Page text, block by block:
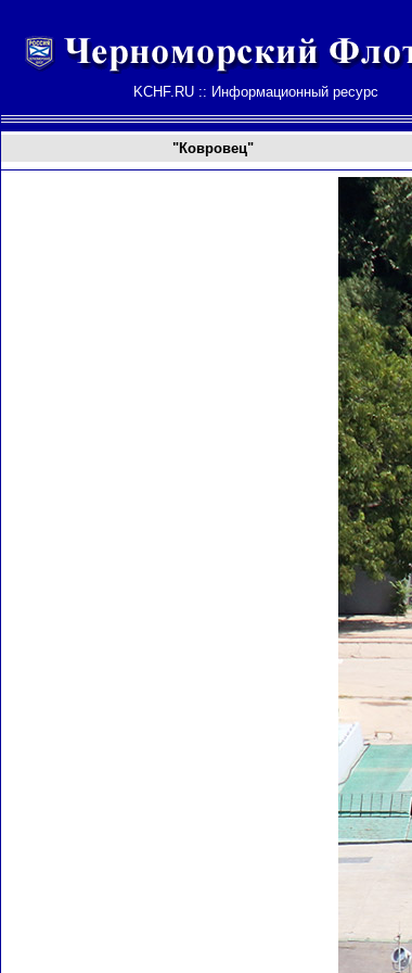
KCHF.RU :: Информационный ресурс
"Ковровец"